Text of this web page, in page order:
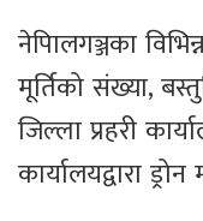
नेपािलगञ्जका
मूर्तिको संख्या,
जिल्ला प्रहरी
कार्यालयद्वारा